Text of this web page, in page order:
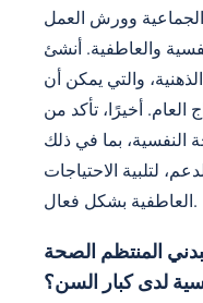
الجماعية وورش العمل
والعاطفية. أنشئ
والتي يمكن أن
أخيرًا، تأكد من
النفسية، بما في ذلك
لتلبية الاحتياجات
العاطفية بشكل فعال.
المنتظم الصحة
لدى كبار السن؟